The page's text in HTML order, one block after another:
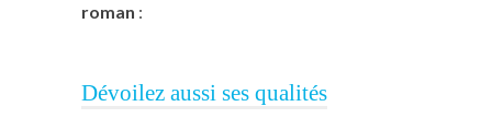
roman :
Dévoilez aussi ses qualités